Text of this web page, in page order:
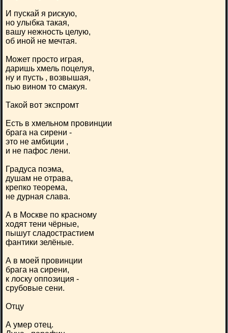
И пускай я рискую,
но улыбка такая,
вашу нежность целую,
об иной не мечтая.
Может просто играя,
даришь хмель поцелуя,
ну и пусть , возвышая,
пью вином то смакуя.
Такой вот экспромт
Есть в хмельном провинции
брага на сирени -
это не амбиции ,
и не пафос лени.
Градуса поэма,
душам не отрава,
крепко теорема,
не дурная слава.
А в Москве по красному
ходят тени чёрные,
пышут сладострастием
фантики зелёные.
А в моей провинции
брага на сирени,
к лоску оппозиция -
срубовые сени.
Отцу
А умер отец.